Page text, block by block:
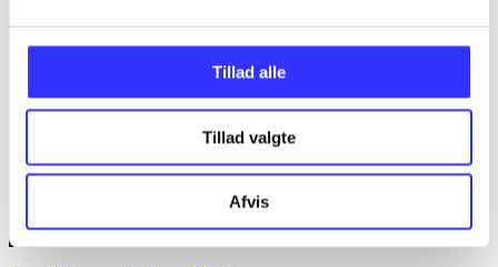
Tillad alle
Tillad valgte
Afvis